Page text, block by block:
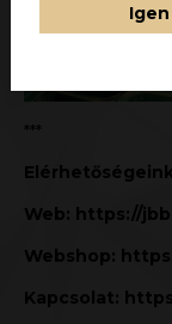
***
Web: https://
Webshop:
Kapcsolat:
Igen